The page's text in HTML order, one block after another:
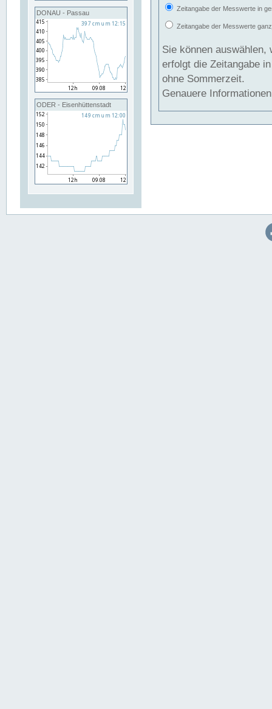
DONAU - Passau
ODER - Eisenhüttenstadt
Zeitangabe der Messwerte in
Zeitangabe der Messwerte
Sie können auswählen,
erfolgt die Zeitangabe
ohne Sommerzeit.
Genauere